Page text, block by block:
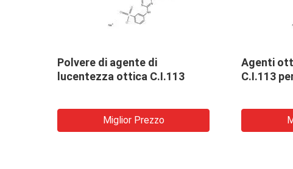
brillantanti BA/
per l'industria cartaria
Agenti ottici brillantanti BUL